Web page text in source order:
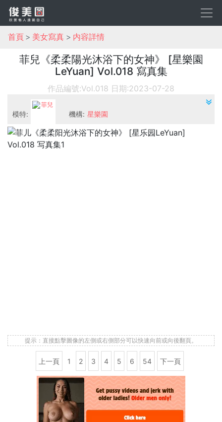
首頁 美女寫真 内容詳情
菲兒《柔柔陽光沐浴下的女神》 [星樂園
LeYuan] Vol.018 寫真集
作品編號:Vol.018 日期:2023-07-28
模特:
菲兒
機構: 星樂園
提示：直接點擊圖像的左側或右側部分可以快速向前或向後翻頁。
上一頁 1 2 3 4 5 6 54 下一頁